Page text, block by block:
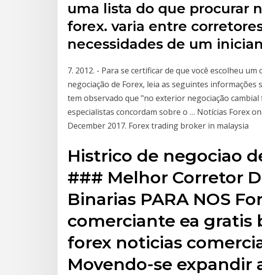
uma lista do que procurar
forex. varia entre
necessidades de um
7. 2012. - Para se certificar de que você escolheu
negociação de Forex, leia as seguintes informações
tem observado que "no exterior negociação
especialistas concordam sobre o … Notícias Forex
December 2017. Forex trading broker in malaysia
Histrico de negociao
### Melhor Corretor
Binarias PARA NOS
comerciante ea gratis
forex noticias
Movendo-se expandir